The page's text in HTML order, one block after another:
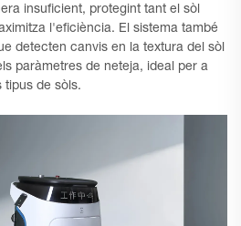
insuficient, protegint tant el sòl
l'eficiència. El sistema també
detecten canvis en la textura del sòl
paràmetres de neteja, ideal per a
tipus de sòls.